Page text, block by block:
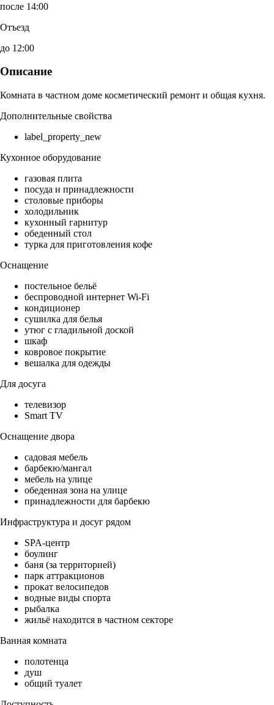
после 14:00
Отъезд
до 12:00
Описание
Комната в частном доме косметический ремонт и общая кухня.
Дополнительные свойства
label_property_new
Кухонное оборудование
газовая плита
посуда и принадлежности
столовые приборы
холодильник
кухонный гарнитур
обеденный стол
турка для приготовления кофе
Оснащение
постельное бельё
беспроводной интернет Wi-Fi
кондиционер
сушилка для белья
утюг с гладильной доской
шкаф
ковровое покрытие
вешалка для одежды
Для досуга
телевизор
Smart TV
Оснащение двора
садовая мебель
барбекю/мангал
мебель на улице
обеденная зона на улице
принадлежности для барбекю
Инфраструктура и досуг рядом
SPA-центр
боулинг
баня (за территорией)
парк аттракционов
прокат велосипедов
водные виды спорта
рыбалка
жильё находится в частном секторе
Ванная комната
полотенца
душ
общий туалет